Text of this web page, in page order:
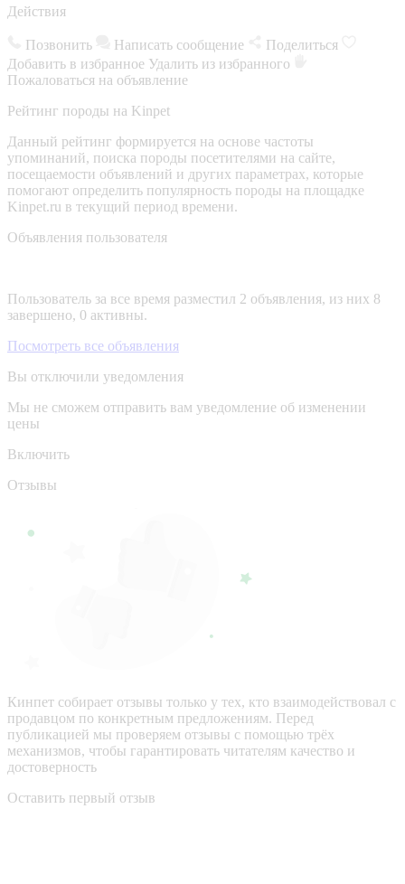
Действия
Позвонить Написать сообщение
Поделиться
Добавить в избранное Удалить из избранного
Пожаловаться на объявление
Рейтинг породы на Kinpet
Данный рейтинг формируется на основе частоты
упоминаний, поиска породы посетителями на сайте,
посещаемости объявлений и других параметрах, которые
помогают определить популярность породы на площадке
Kinpet.ru в текущий период времени.
Объявления пользователя
Пользователь за все время разместил 2 объявления, из них 8
завершено, 0 активны.
Посмотреть все объявления
Вы отключили уведомления
Мы не сможем отправить вам уведомление об изменении
цены
Включить
Отзывы
Кинпет собирает отзывы только у тех, кто взаимодействовал с
продавцом по конкретным предложениям. Перед
публикацией мы проверяем отзывы с помощью трёх
механизмов, чтобы гарантировать читателям качество и
достоверность
Оставить первый отзыв